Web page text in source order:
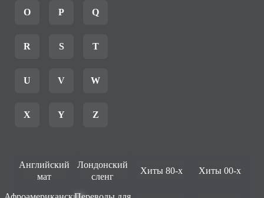
O P Q
R S T
U V W
X Y Z
Английский
мат
Лондонский
сленг
Хиты 80-х Хиты 00-х